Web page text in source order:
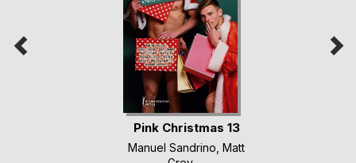
Pink Christmas 13
Manuel Sandrino Matt